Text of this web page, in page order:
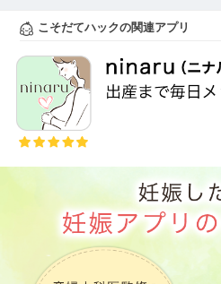
こそだてハックの関連アプリ